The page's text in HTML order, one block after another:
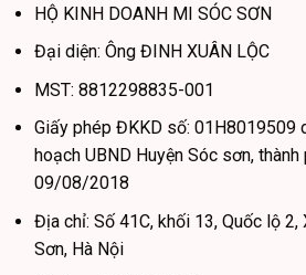
HỘ KINH DOANH MI SÓC SƠN
Đại diện: Ông ĐINH XUÂN LỘC
MST: 8812298835-001
Giấy phép ĐKKD số: 01H8019509
hoạch UBND Huyện Sóc sơn,
09/08/2018
Địa chỉ: Số 41C, khối 13, Quốc lộ 2,
Sơn, Hà Nội